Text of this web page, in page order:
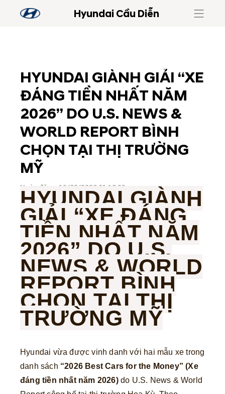
Hyundai Cầu Diễn
HYUNDAI GIÀNH GIẢI “XE
ĐÁNG TIỀN NHẤT NĂM
2026” DO U.S. NEWS &
WORLD REPORT BÌNH
CHỌN TẠI THỊ TRƯỜNG
MỸ
Ngày đăng: 13/02/2026 01:18:33
HYUNDAI GIÀNH
GIẢI “XE ĐÁNG
TIỀN NHẤT NĂM
2026” DO U.S.
NEWS & WORLD
REPORT BÌNH
CHỌN TẠI THỊ
TRƯỜNG MỸ
Hyundai vừa được vinh danh với hai mẫu xe trong
danh sách “2026 Best Cars for the Money” (Xe
đáng tiền nhất năm 2026)do U.S. News & World